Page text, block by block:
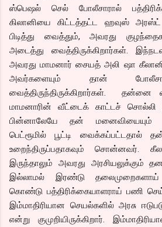
ஸ்பெஷல் செல் போலீசாரால்
கிலானியை கிட்டத்தட்ட ஹவுஸ்
பிடித்து வைத்தும், அவரது
அடைத்து வைத்திருக்கிறார்கள்.
அவரது மாமனார் சையத் அலி ஷா
அவர்களையும் தான்
வைத்திருந்திருக்கிறார்கள். தன்னை
மாமனாரின் வீட்டைக் காட்டச் சொல்லி
பின்னாலேயே தன் மனைவியையும்
பெட்ரூமில் பூட்டி வைக்கப்பட்டதால்
உறைந்திருப்பதாகவும் சொன்னவர்.
இருந்தாலும் அவரது அரசியலுக்கும்
இல்லாமல் இரண்டு தலைமுறைகளாய்
கொண்டு பத்திரிக்கையாளராய் பணி
இம்மாதிரியான செயல்களில் அரசு
என்று குமுறியிருக்கிறார்.